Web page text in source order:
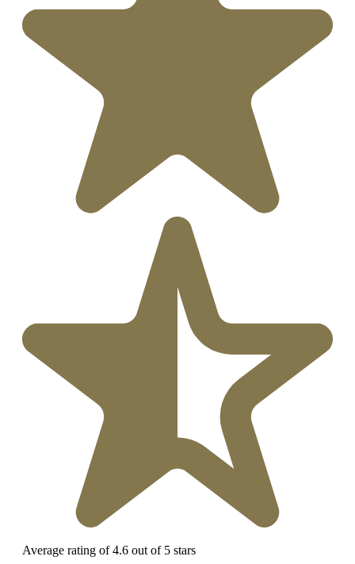
Average rating of 4.6 out of 5 stars